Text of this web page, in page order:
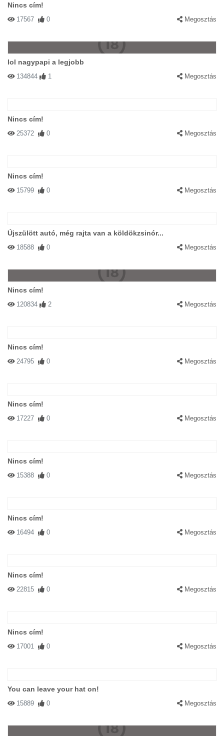
Nincs cím!
17567 0 Megosztás
lol nagypapi a legjobb
134844 1 Megosztás
Nincs cím!
25372 0 Megosztás
Nincs cím!
15799 0 Megosztás
Újszülött autó, még rajta van a köldökzsinór...
18588 0 Megosztás
Nincs cím!
120834 2 Megosztás
Nincs cím!
24795 0 Megosztás
Nincs cím!
17227 0 Megosztás
Nincs cím!
15388 0 Megosztás
Nincs cím!
16494 0 Megosztás
Nincs cím!
22815 0 Megosztás
Nincs cím!
17001 0 Megosztás
You can leave your hat on!
15889 0 Megosztás